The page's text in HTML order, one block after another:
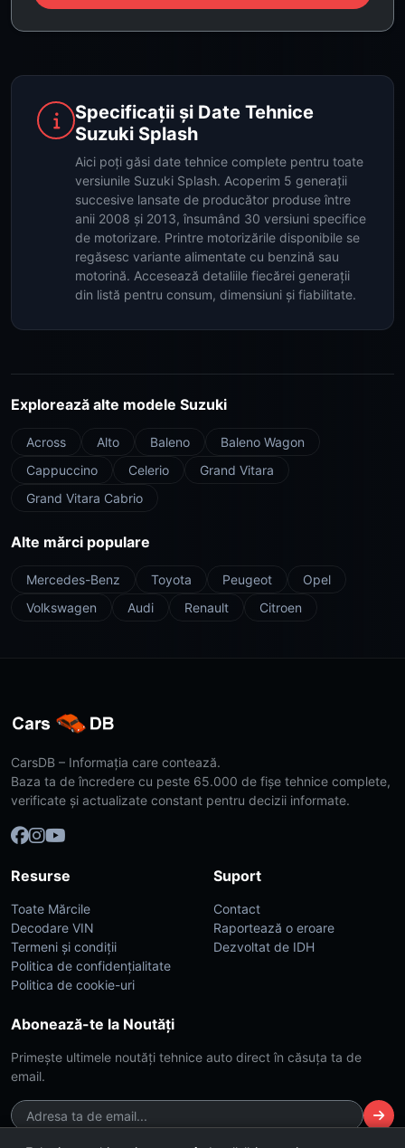
Specificații și Date Tehnice
Suzuki Splash
Aici poți găsi date tehnice complete pentru toate
versiunile Suzuki Splash. Acoperim 5 generații
succesive lansate de producător produse între
anii 2008 și 2013, însumând 30 versiuni specifice
de motorizare. Printre motorizările disponibile se
regăsesc variante alimentate cu benzină sau
motorină. Accesează detaliile fiecărei generații
din listă pentru consum, dimensiuni și fiabilitate.
Explorează alte modele Suzuki
Across Alto Baleno
Baleno Wagon
Cappuccino
Celerio
Grand Vitara
Grand Vitara Cabrio
Alte mărci populare
Mercedes-Benz Toyota Peugeot
Opel
Volkswagen
Audi Renault Citroen
CarsDB – Informația care contează.
Baza ta de încredere cu peste 65.000 de fișe tehnice complete,
verificate și actualizate constant pentru decizii informate.
Resurse
Toate Mărcile
Decodare VIN
Termeni și condiții
Politica de confidențialitate
Politica de cookie-uri
Suport
Contact
Raportează o eroare
Dezvoltat de IDH
Abonează-te la Noutăți
Primește ultimele noutăți tehnice auto direct în căsuța ta de
email.